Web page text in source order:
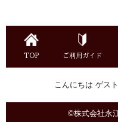
TOP ご利用ガイド
こんにちは ゲス
©株式会社永